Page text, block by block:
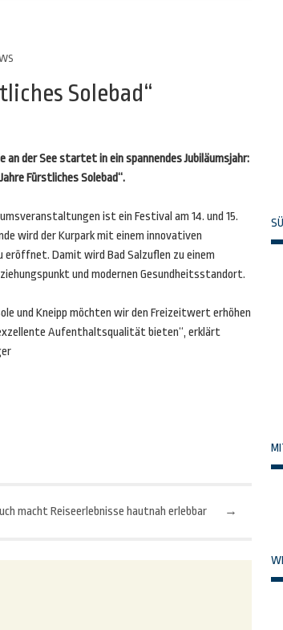
Solebad“
der See startet in ein spannendes Jubiläumsjahr:
Fürstliches Solebad“.
ist ein Festival am 14. und 15.
wird der Kurpark mit einem innovativen
eröffnet. Damit wird Bad Salzuflen zu einem
und modernen Gesundheitsstandort.
und Kneipp möchten wir den Freizeitwert erhöhen
exzellente Aufenthaltsqualität bieten“, erklärt
→
macht Reiseerlebnisse hautnah erlebbar